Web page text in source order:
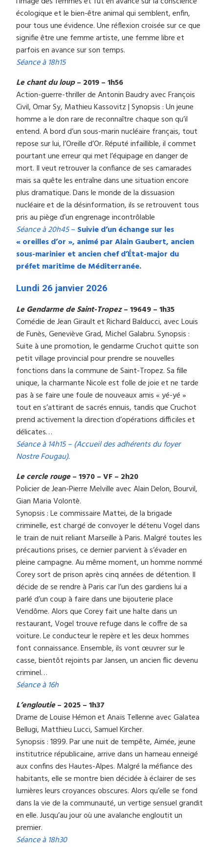
écologique et le bien-être animal qui semblent, enfin,
pour tous une évidence. Une réflexion croisée sur ce que
signifie être une femme artiste, une femme libre et
parfois en avance sur son temps.
Séance à 18h15
Le chant du loup– 2019 – 1h56
Action-guerre-thriller de Antonin Baudry avec François
Civil, Omar Sy, Mathieu Kassovitz | Synopsis : Un jeune
homme a le don rare de reconnaître chaque son qu’il
entend. A bord d’un sous-marin nucléaire français, tout
repose sur lui, l’Oreille d’Or. Réputé infaillible, il commet
pourtant une erreur qui met l’équipage en danger de
mort. Il veut retrouver la confiance de ses camarades
mais sa quête les entraîne dans une situation encore
plus dramatique. Dans le monde de la dissuasion
nucléaire et de la désinformation, ils se retrouvent tous
pris au piège d’un engrenage incontrôlable
Séance à 20h45– Suivie d’un échange sur les
« oreilles d’or », animé par Alain Gaubert, ancien
sous-marinier et ancien chef d’État-major du
préfet maritime de Méditerranée.
Lundi 26 janvier 2026
Le Gendarme de Saint-Tropez– 19649 – 1h35
Comédie de Jean Girault et Richard Balducci, avec Louis
de Funès, Geneviève Grad, Michel Galabru. Synopsis :
Suite à une promotion, le gendarme Cruchot quitte son
petit village provincial pour prendre se nouvelles
fonctions dans la commune de Saint-Tropez. Sa fille
unique, la charmante Nicole est folle de joie et ne tarde
pas à se faire une foule de nouveaux amis « yé-yé »
tout en s’attirant de sacrés ennuis, tandis que Cruchot
prend activement la direction d’opérations difficiles et
délicates…
Séance à 14h15 – (Accueil des adhérents du foyer
Nostre Fougau).
Le cercle rouge– 1970 – VF – 2h20
Policier de Jean-Pierre Melville avec Alain Delon, Bourvil,
Gian Maria Volontè.
Synopsis : Le commissaire Mattei, de la brigade
criminelle, est chargé de convoyer le détenu Vogel dans
le train de nuit reliant Marseille à Paris. Malgré toutes les
précautions prises, ce dernier parvient à s’évader en
pleine campagne. Au même moment, un homme nommé
Corey sort de prison après cinq années de détention. Il
décide de se rendre à Paris car l’un des gardiens lui a
parlé d’un coup à faire dans une bijouterie place
Vendôme. Alors que Corey fait une halte dans un
restaurant, Vogel trouve refuge dans le coffre de sa
voiture. Le conducteur le repère et les deux hommes
font connaissance. Ensemble, ils vont œuvrer sur le
casse, bientôt rejoints par Jansen, un ancien flic devenu
criminel…
Séance à 16h
L’engloutie– 2025 – 1h37
Drame de Louise Hémon et Anaïs Tellenne avec Galatea
Bellugi, Matthieu Lucci, Samuel Kircher.
Synopsis : 1899. Par une nuit de tempête, Aimée, jeune
institutrice républicaine, arrive dans un hameau enneigé
aux confins des Hautes-Alpes. Malgré la méfiance des
habitants, elle se montre bien décidée à éclairer de ses
lumières leurs croyances obscures. Alors qu’elle se fond
dans la vie de la communauté, un vertige sensuel grandit
en elle. Jusqu’au jour où une avalanche engloutit un
premier.
Séance à 18h30